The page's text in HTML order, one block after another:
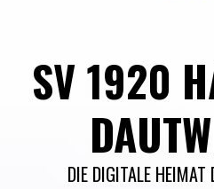
SV 1920
DIE DIGITALE HEIMAT